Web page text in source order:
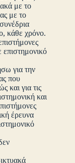
με το
με το
κάθε χρόνο.
επιστημονικό
για την
που
και για τις
και
έρευνα